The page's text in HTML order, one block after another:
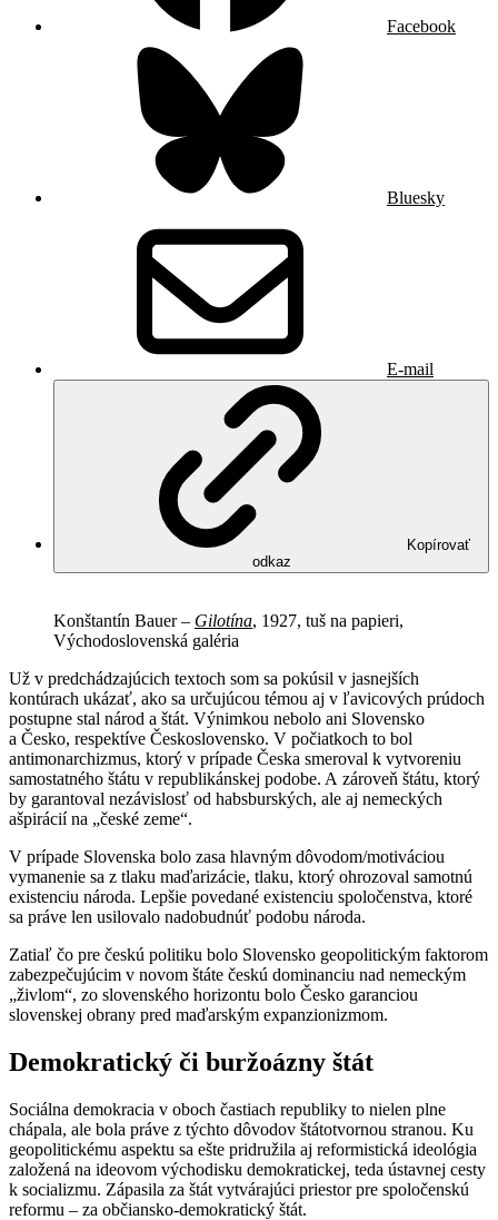
Facebook
Bluesky
E-mail
Kopírovať
odkaz
Konštantín Bauer – Gilotína, 1927, tuš na papieri,
Východoslovenská galéria
Už v predchádzajúcich textoch som sa pokúsil v jasnejších
kontúrach ukázať, ako sa určujúcou témou aj v ľavicových prúdoch
postupne stal národ a štát. Výnimkou nebolo ani Slovensko
a Česko, respektíve Československo. V počiatkoch to bol
antimonarchizmus, ktorý v prípade Česka smeroval k vytvoreniu
samostatného štátu v republikánskej podobe. A zároveň štátu, ktorý
by garantoval nezávislosť od habsburských, ale aj nemeckých
ašpirácií na „české zeme“.
V prípade Slovenska bolo zasa hlavným dôvodom/motiváciou
vymanenie sa z tlaku maďarizácie, tlaku, ktorý ohrozoval samotnú
existenciu národa. Lepšie povedané existenciu spoločenstva, ktoré
sa práve len usilovalo nadobudnúť podobu národa.
Zatiaľ čo pre českú politiku bolo Slovensko geopolitickým faktorom
zabezpečujúcim v novom štáte českú dominanciu nad nemeckým
„živlom“, zo slovenského horizontu bolo Česko garanciou
slovenskej obrany pred maďarským expanzionizmom.
Demokratický či buržoázny štát
Sociálna demokracia v oboch častiach republiky to nielen plne
chápala, ale bola práve z týchto dôvodov štátotvornou stranou. Ku
geopolitickému aspektu sa ešte pridružila aj reformistická ideológia
založená na ideovom východisku demokratickej, teda ústavnej cesty
k socializmu. Zápasila za štát vytvárajúci priestor pre spoločenskú
reformu ­­– za občiansko-demokratický štát.